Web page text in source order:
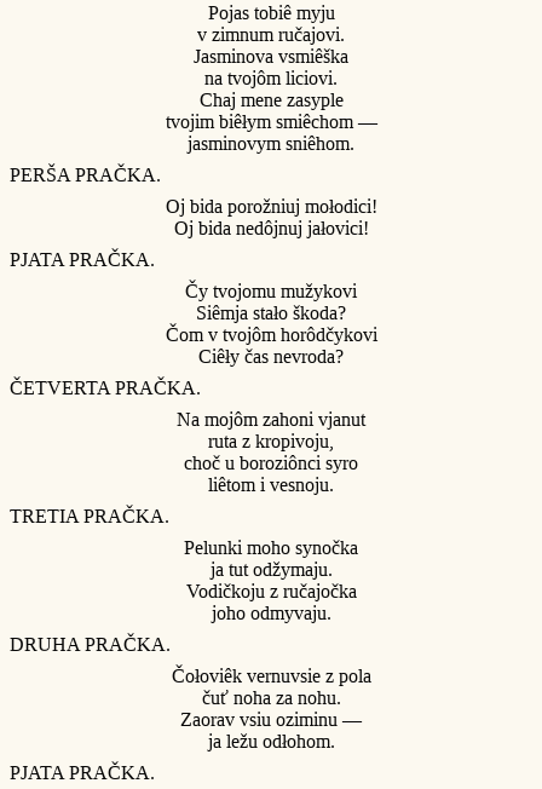
Pojas tobiê myju
v zimnum ručajovi.
Jasminova vsmiêška
na tvojôm liciovi.
Chaj mene zasyple
tvojim biêłym smiêchom —
jasminovym sniêhom.
PERŠA PRAČKA.
Oj bida porožniuj mołodici!
Oj bida nedôjnuj jałovici!
PJATA PRAČKA.
Čy tvojomu mužykovi
Siêmja stało škoda?
Čom v tvojôm horôdčykovi
Ciêły čas nevroda?
ČETVERTA PRAČKA.
Na mojôm zahoni vjanut
ruta z kropivoju,
choč u boroziônci syro
liêtom i vesnoju.
TRETIA PRAČKA.
Pelunki moho synočka
ja tut odžymaju.
Vodičkoju z ručajočka
joho odmyvaju.
DRUHA PRAČKA.
Čołoviêk vernuvsie z pola
čuť noha za nohu.
Zaorav vsiu oziminu —
ja ležu odłohom.
PJATA PRAČKA.